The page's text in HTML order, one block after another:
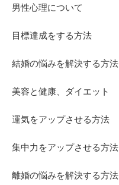
男性心理について
目標達成をする方法
結婚の悩みを解決する方法
美容と健康、ダイエット
運気をアップさせる方法
集中力をアップさせる方法
離婚の悩みを解決する方法